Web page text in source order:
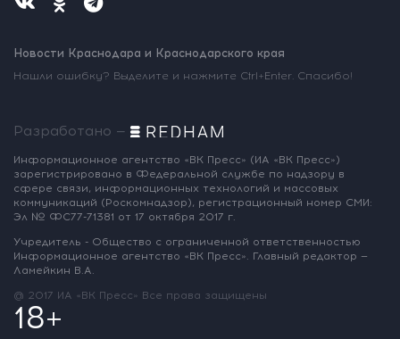
Новости Краснодара и Краснодарского края
Нашли ошибку? Выделите и нажмите Ctrl+Enter. Спасибо!
Разработано —
Информационное агентство «ВК Пресс» (ИА «ВК Пресс»)
зарегистрировано в Федеральной службе по надзору в
сфере связи, информационных технологий и массовых
коммуникаций (Роскомнадзор), регистрационный номер СМИ:
Эл № ФС77-71381 от 17 октября 2017 г.
Учредитель - Общество с ограниченной ответственностью
Информационное агентство «ВК Пресс». Главный редактор —
Ламейкин В.А.
@ 2017 ИА «ВК Пресс» Все права защищены
18+